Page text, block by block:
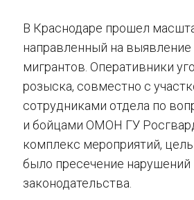
В Краснодаре прошел
направленный на выявление
мигрантов. Оперативники
розыска, совместно с
сотрудниками отдела по
и бойцами ОМОН ГУ
комплекс мероприятий,
было пресечение нарушений
законодательства.